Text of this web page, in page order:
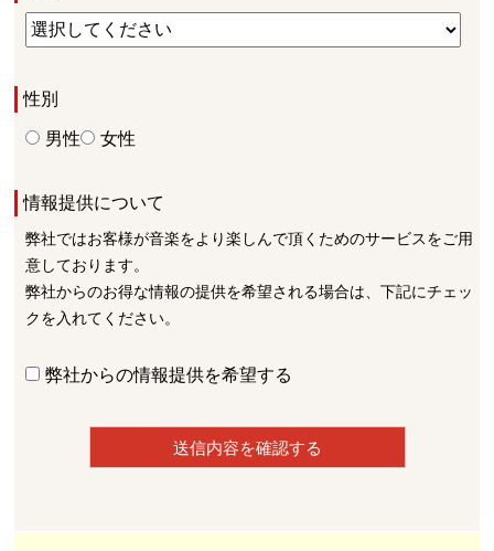
性別
男性
女性
情報提供について
弊社ではお客様が音楽をより楽しんで頂くためのサービスをご用
意しております。
弊社からのお得な情報の提供を希望される場合は、下記にチェッ
クを入れてください。
弊社からの情報提供を希望する